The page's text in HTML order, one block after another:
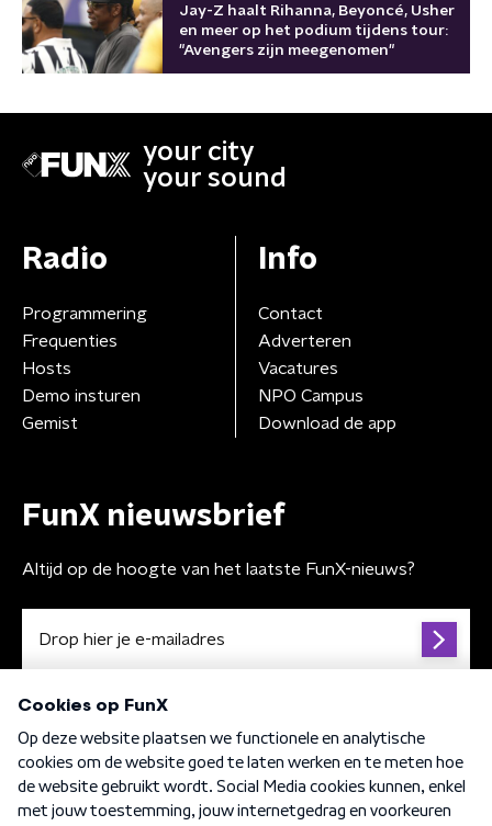
Jay-Z haalt Rihanna, Beyoncé, Usher
en meer op het podium tijdens tour:
"Avengers zijn meegenomen"
your city
your sound
Radio
Programmering
Frequenties
Hosts
Demo insturen
Gemist
Info
Contact
Adverteren
Vacatures
NPO Campus
Download de app
FunX nieuwsbrief
Altijd op de hoogte van het laatste FunX-nieuws?
Algemene voorwaarden Privacybeleid